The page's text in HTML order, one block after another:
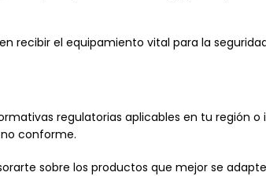
recibir el equipamiento vital para la
regulatorias aplicables en tu región o
conforme.
sobre los productos que mejor se